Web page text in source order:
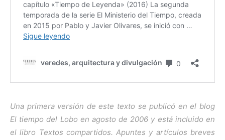
Una primera versión de este texto se publicó en el blog
El tiempo del Lobo en agosto de 2006 y está incluido en
el libro Textos compartidos. Apuntes y artículos breves